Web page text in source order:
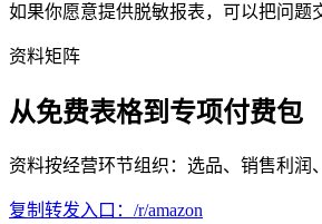
如果你愿意提供脱敏报表，可以把问题
资料矩阵
从免费表格到专项付费包
资料按经营环节组织：选品、销售利润
复制转发入口：/r/amazon